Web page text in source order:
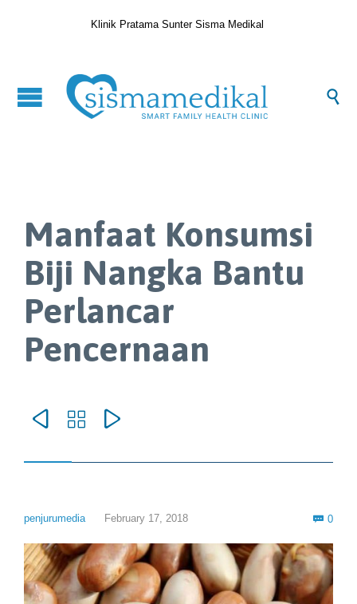
Klinik Pratama Sunter Sisma Medikal

Manfaat Konsumsi
Biji Nangka Bantu
Perlancar
Pencernaan
  
penjurumedia February 17, 2018  0